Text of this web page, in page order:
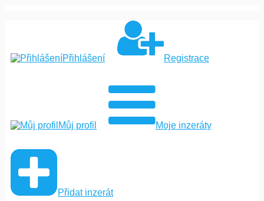
Přihlášení Registrace
Můj profil Moje inzeráty
Přidat inzerát